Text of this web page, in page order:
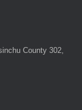
County 302,